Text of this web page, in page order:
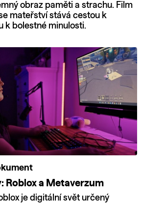
obraz paměti a strachu. Film
mateřství stává cestou k
k bolestné minulosti.
Roblox a Metaverzum
je digitální svět určený